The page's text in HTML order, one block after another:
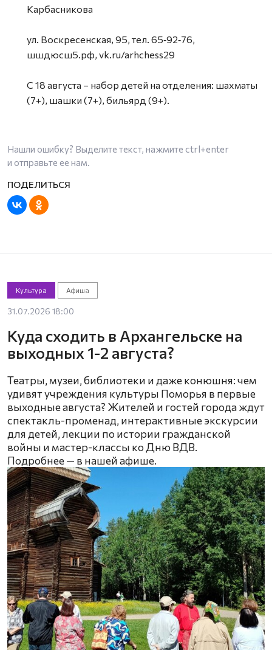
Карбасникова
ул. Воскресенская, 95, тел. 65‑92‑76,
шшдюсш5.рф, vk.ru/arhchess29
С 18 августа – набор детей на отделения: шахматы
(7+), шашки (7+), бильярд (9+).
Нашли ошибку? Выделите текст, нажмите ctrl+enter
и отправьте ее нам.
Культура Афиша
31.07.2026 18:00
Куда сходить в Архангельске на
выходных 1-2 августа?
Театры, музеи, библиотеки и даже конюшня: чем
удивят учреждения культуры Поморья в первые
выходные августа? Жителей и гостей города ждут
спектакль-променад, интерактивные экскурсии
для детей, лекции по истории гражданской
войны и мастер-классы ко Дню ВДВ.
Подробнее — в нашей афише.